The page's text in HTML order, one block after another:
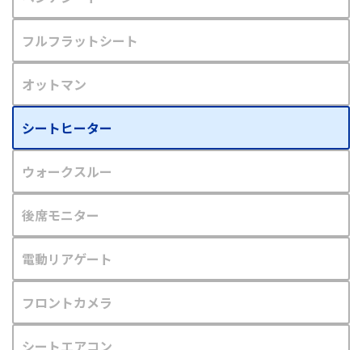
フルフラットシート
オットマン
シートヒーター
ウォークスルー
後席モニター
電動リアゲート
フロントカメラ
シートエアコン